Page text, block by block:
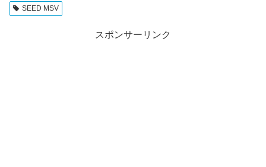
SEED MSV
スポンサーリンク